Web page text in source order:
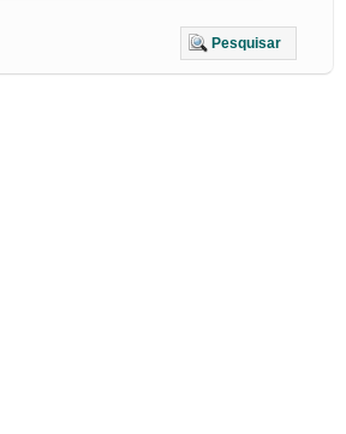
Pesquisar